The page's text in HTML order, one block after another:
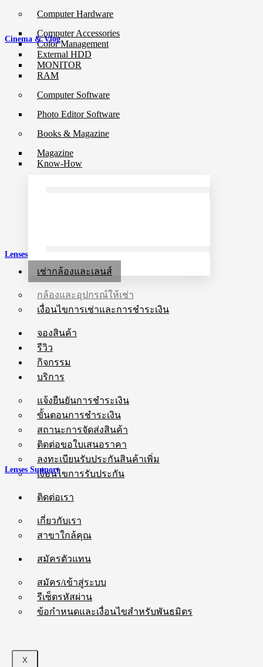
Computer Hardware
Computer Accessories
Color Management
External HDD
MONITOR
RAM
Computer Software
Photo Editor Software
Books & Magazine
Magazine
Know-How
เช่ากล้องและเลนส์
กล้องและอุปกรณ์ให้เช่า
เงื่อนไขการเช่าและการชำระเงิน
จองสินค้า
รีวิว
กิจกรรม
บริการ
แจ้งยืนยันการชำระเงิน
ขั้นตอนการชำระเงิน
สถานะการจัดส่งสินค้า
ติดต่อขอใบเสนอราคา
ลงทะเบียนรับประกันสินค้าเพิ่ม
เงื่อนไขการรับประกัน
ติดต่อเรา
เกี่ยวกับเรา
สาขาใกล้คุณ
สมัครตัวแทน
สมัคร/เข้าสู่ระบบ
รีเซ็ตรหัสผ่าน
ข้อกำหนดและเงื่อนไขสำหรับพันธมิตร
X
Cinema & Vlog
Lenses
Lenses Support